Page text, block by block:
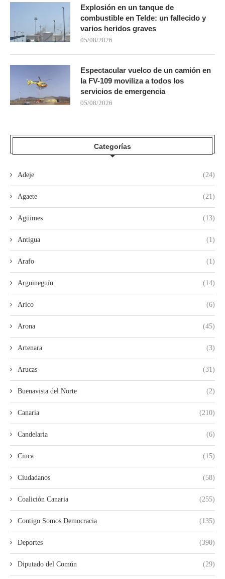
Explosión en un tanque de
combustible en Telde: un fallecido y
varios heridos graves
05/08/2026
Espectacular vuelco de un camión en
la FV-109 moviliza a todos los
servicios de emergencia
05/08/2026
Categorías
Adeje (24)
Agaete (21)
Agüimes (13)
Antigua (1)
Arafo (1)
Arguineguín (14)
Arico (6)
Arona (45)
Artenara (3)
Arucas (31)
Buenavista del Norte (2)
Canaria (210)
Candelaria (6)
Ciuca (15)
Ciudadanos (58)
Coalición Canaria (255)
Contigo Somos Democracia (135)
Deportes (390)
Diputado del Común (29)